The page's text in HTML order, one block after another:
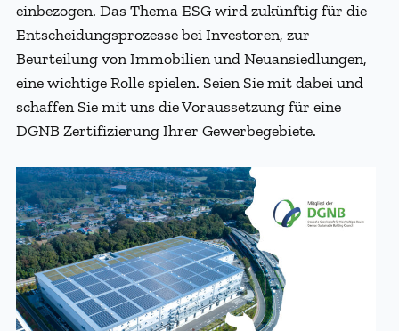
einbezogen. Das Thema ESG wird zukünftig für die
Entscheidungsprozesse bei Investoren, zur
Beurteilung von Immobilien und Neuansiedlungen,
eine wichtige Rolle spielen. Seien Sie mit dabei und
schaffen Sie mit uns die Voraussetzung für eine
DGNB Zertifizierung Ihrer Gewerbegebiete.